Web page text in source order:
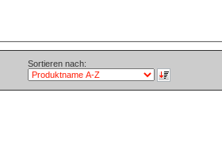
Sortieren nach: